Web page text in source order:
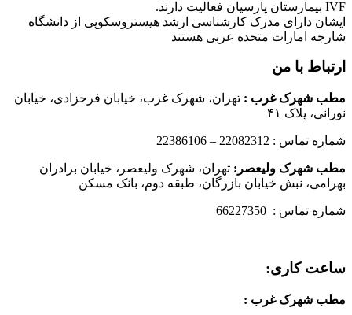
IVF بیمارستان پارسیان فعالیت دارند.
ایشان دارای مدرک کارشناسی ارشد هیستروسکوپی از دانشگاه
شارجه امارات متحده عربی هستند
ارتباط با من
مطب شهرک غرب : تهران، شهرک غرب، خیابان فرحزادی، خیابان
نورانی، پلاک ۴۱
شماره تماس : 22082312 – 22386106
مطب شهرک ولیعصر: تهران، شهرک ولیعصر، خیابان برادران
بهرامی، نبش خیابان بازرگان، طبقه دوم، بانک مسکن
شماره تماس : 66227350
ساعت کاری:
مطب شهرک غرب :